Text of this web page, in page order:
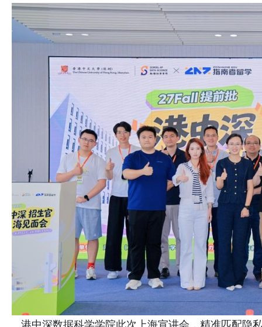
港中深数据科学学院此次上海宣讲会，精准匹配隐